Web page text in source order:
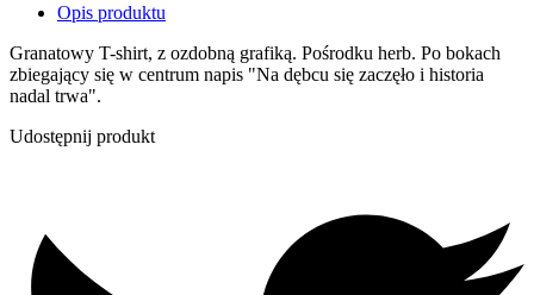
Opis produktu
Granatowy T-shirt, z ozdobną grafiką. Pośrodku herb. Po bokach
zbiegający się w centrum napis "Na dębcu się zaczęło i historia
nadal trwa".
Udostępnij produkt